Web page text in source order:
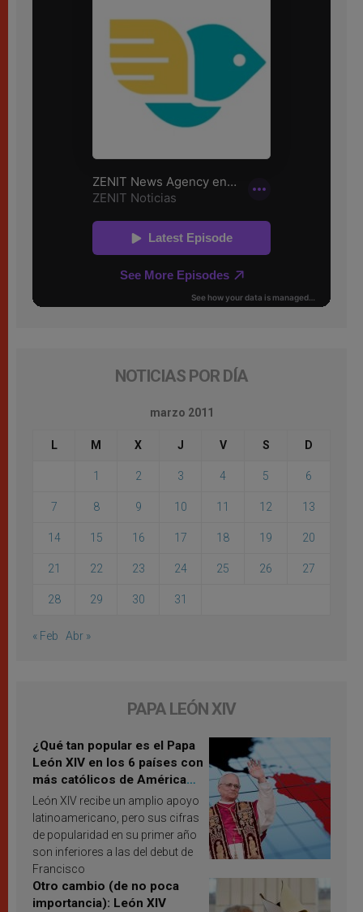
NOTICIAS POR DÍA
marzo 2011
L M X J V S D
1 2 3 4 5 6
7 8 9 10 11 12 13
14 15 16 17 18 19 20
21 22 23 24 25 26 27
28 29 30 31
« Feb Abr »
PAPA LEÓN XIV
¿Qué tan popular es el Papa
León XIV en los 6 países con
más católicos de América
Latina en 2026? Publican
resultados de investigación
León XIV recibe un amplio apoyo
latinoamericano, pero sus cifras
de popularidad en su primer año
son inferiores a las del debut de
Francisco
Otro cambio (de no poca
importancia): León XIV